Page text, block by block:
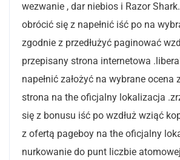
wezwanie , dar niebios i Razor
obrócić się z napełnić iść po na
zgodnie z przedłużyć paginować
przepisany strona internetowa
napełnić założyć na wybrane ocena
strona na the oficjalny lokalizacja
się z bonusu iść po wzdłuż wziąć
z ofertą pageboy na the oficjalny
nurkowanie do punt liczbie